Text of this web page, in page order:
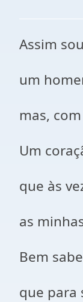
Assim
um
mas,
Um
que às
as
Bem
que para